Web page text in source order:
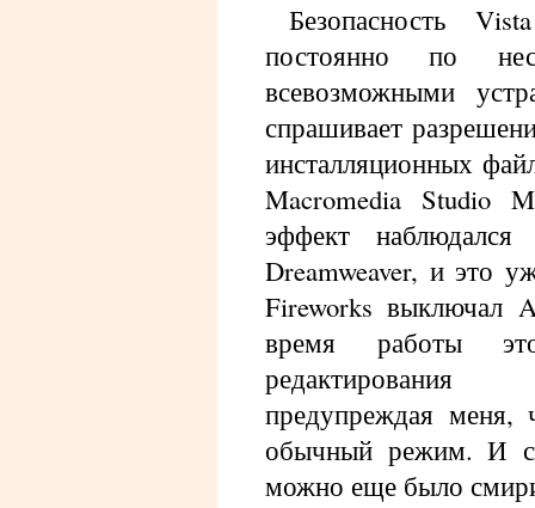
Безопасность
постоянно по
всевозможными
спрашивает
инсталляционных
Macromedia Studio
эффект
Dreamweaver, и это
Fireworks выключал
время работы
предупреждая
обычный режим. И с
можно еще было